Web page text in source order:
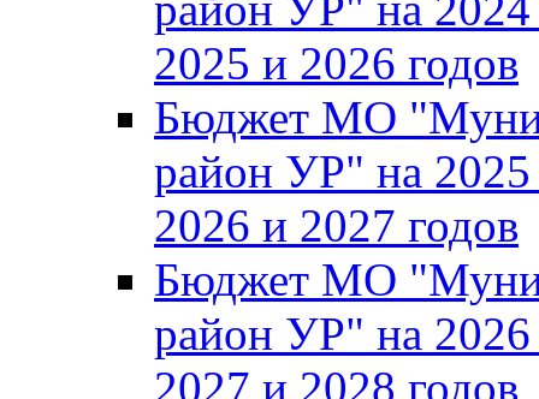
2025 и 2026 годов
Бюджет МО
район УР" на 2025
2026 и 2027 годов
Бюджет МО
район УР" на 2026
2027 и 2028 годов